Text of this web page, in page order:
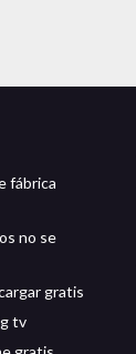
fábrica
no se
gratis
tv